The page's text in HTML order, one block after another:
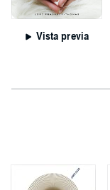
Vista previa